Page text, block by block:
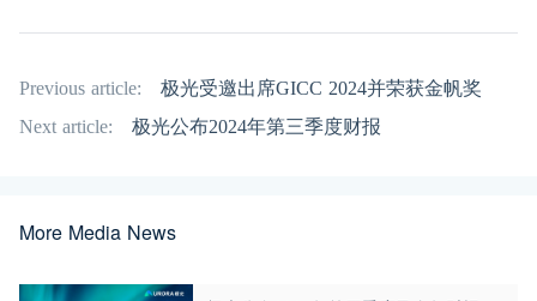
Previous article:
极光受邀出席GICC 2024并荣获金帆奖
Next article:
极光公布2024年第三季度财报
More Media News